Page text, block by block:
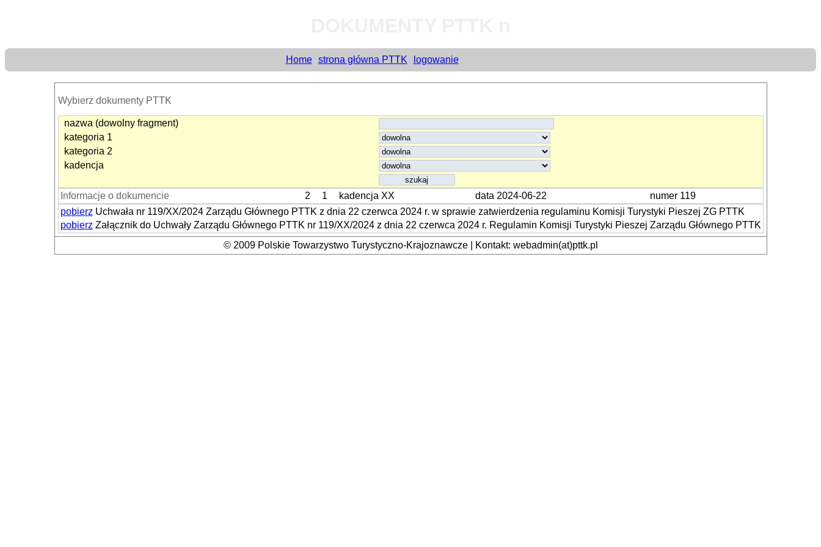
Home strona główna PTTK logowanie
Wybierz dokumenty PTTK
nazwa (dowolny fragment)
kategoria 1
kategoria 2
kadencja
Informacje o dokumencie 2 1 kadencja XX data 2024-06-22
numer 119
pobierz Uchwała nr 119/XX/2024 Zarządu Głównego PTTK z dnia 22 czerwca 2024 r. w sprawie zatwierdzenia regulaminu Komisji Turystyki Pieszej ZG PTTK
pobierz Załącznik do Uchwały Zarządu Głównego PTTK nr 119/XX/2024 z dnia 22 czerwca 2024 r. Regulamin Komisji Turystyki Pieszej Zarządu Głównego PTTK
© 2009 Polskie Towarzystwo Turystyczno-Krajoznawcze | Kontakt: webadmin(at)pttk.pl